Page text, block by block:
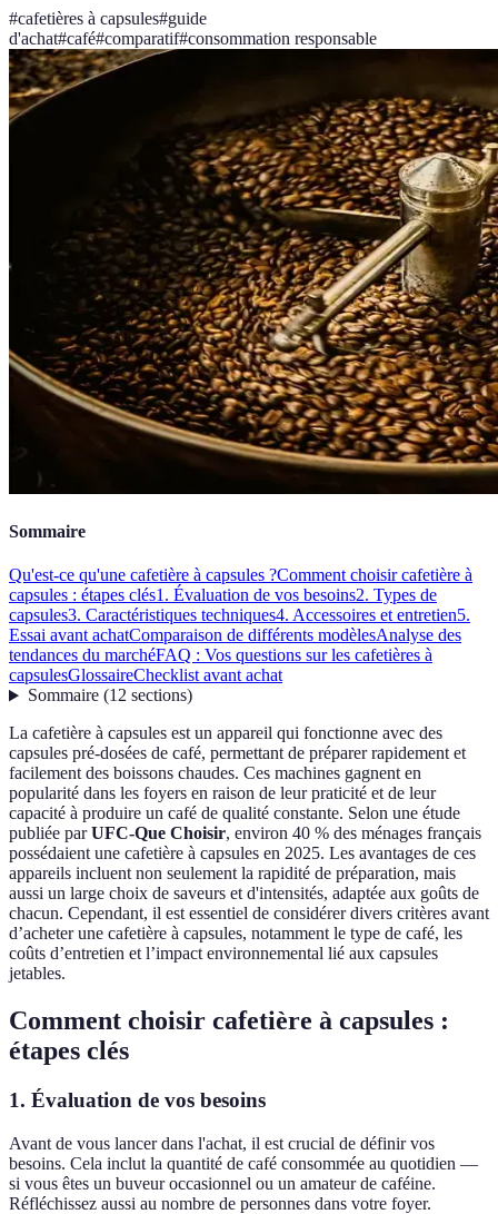
#cafetières à capsules#guide
d'achat#café#comparatif#consommation responsable
Sommaire
Qu'est-ce qu'une cafetière à capsules ?Comment choisir cafetière à
capsules : étapes clés1. Évaluation de vos besoins2. Types de
capsules3. Caractéristiques techniques4. Accessoires et entretien5.
Essai avant achatComparaison de différents modèlesAnalyse des
tendances du marchéFAQ : Vos questions sur les cafetières à
capsulesGlossaireChecklist avant achat
Sommaire(12 sections)
La cafetière à capsules est un appareil qui fonctionne avec des
capsules pré-dosées de café, permettant de préparer rapidement et
facilement des boissons chaudes. Ces machines gagnent en
popularité dans les foyers en raison de leur praticité et de leur
capacité à produire un café de qualité constante. Selon une étude
publiée parUFC-Que Choisir, environ 40 % des ménages français
possédaient une cafetière à capsules en 2025. Les avantages de ces
appareils incluent non seulement la rapidité de préparation, mais
aussi un large choix de saveurs et d'intensités, adaptée aux goûts de
chacun. Cependant, il est essentiel de considérer divers critères avant
d’acheter une cafetière à capsules, notamment le type de café, les
coûts d’entretien et l’impact environnemental lié aux capsules
jetables.
Comment choisir cafetière à capsules :
étapes clés
1. Évaluation de vos besoins
Avant de vous lancer dans l'achat, il est crucial de définir vos
besoins. Cela inclut la quantité de café consommée au quotidien —
si vous êtes un buveur occasionnel ou un amateur de caféine.
Réfléchissez aussi au nombre de personnes dans votre foyer.